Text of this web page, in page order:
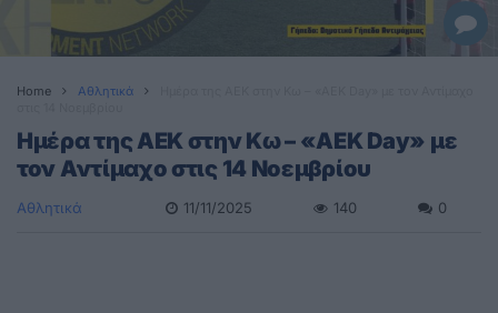
Home Αθλητικά
Ημέρα της ΑΕΚ στην Κω – «AEK Day» με
τον Αντίμαχο στις 14 Νοεμβρίου
Αθλητικά 11/11/2025 140 0